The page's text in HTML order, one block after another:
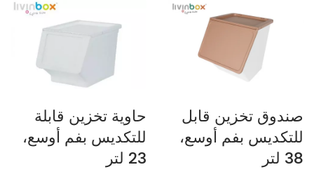
صندوق تخزين قابل
للتكديس بفم أوسع،
38 لتر
حاوية تخزين قابلة
للتكديس بفم أوسع،
23 لتر